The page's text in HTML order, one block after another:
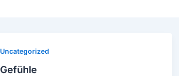
Uncategorized
Gefühle